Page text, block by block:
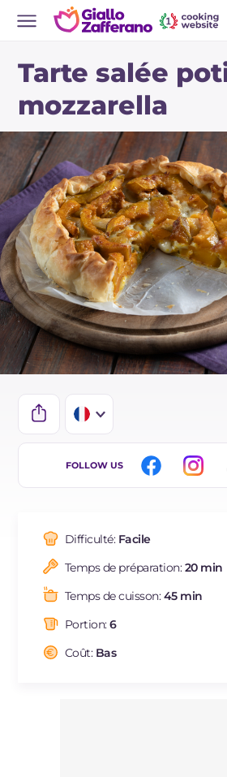
Tarte salée
mozzarella
IT
ES
BR
NL
FOLLOW US
Difficulté: Facile
Temps de préparation:20 min
Temps de cuisson:45 min
Portion:6
Coût: Bas